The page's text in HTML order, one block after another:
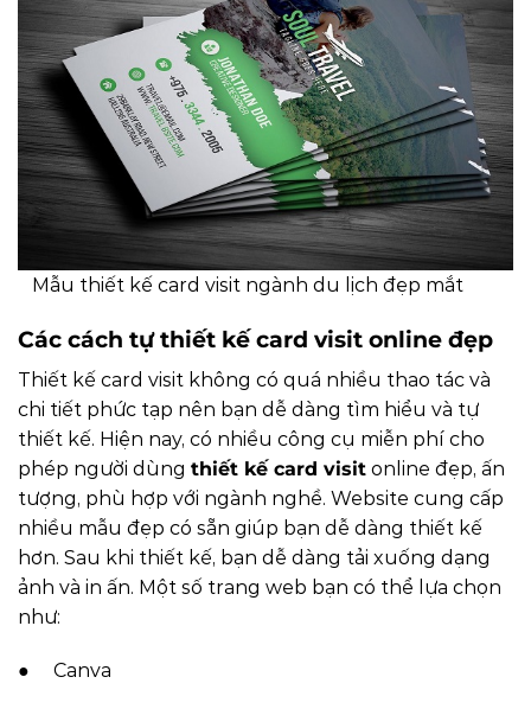
Mẫu thiết kế card visit ngành du lịch đẹp mắt
Các cách tự thiết kế card visit online đẹp
Thiết kế card visit không có quá nhiều thao tác và
chi tiết phức tạp nên bạn dễ dàng tìm hiểu và tự
thiết kế. Hiện nay, có nhiều công cụ miễn phí cho
phép người dùng thiết kế card visit online đẹp, ấn
tượng, phù hợp với ngành nghề. Website cung cấp
nhiều mẫu đẹp có sẵn giúp bạn dễ dàng thiết kế
hơn. Sau khi thiết kế, bạn dễ dàng tải xuống dạng
ảnh và in ấn. Một số trang web bạn có thể lựa chọn
như:
● Canva